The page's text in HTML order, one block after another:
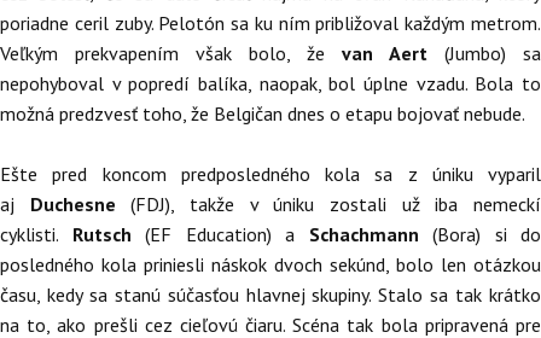
poriadne ceril zuby. Pelotón sa ku ním približoval každým metrom.
Veľkým prekvapením však bolo, že van Aert (Jumbo) sa
nepohyboval v popredí balíka, naopak, bol úplne vzadu. Bola to
možná predzvesť toho, že Belgičan dnes o etapu bojovať nebude.
Ešte pred koncom predposledného kola sa z úniku vyparil
aj Duchesne (FDJ), takže v úniku zostali už iba nemeckí
cyklisti. Rutsch (EF Education) a Schachmann (Bora) si do
posledného kola priniesli náskok dvoch sekúnd, bolo len otázkou
času, kedy sa stanú súčasťou hlavnej skupiny. Stalo sa tak krátko
na to, ako prešli cez cieľovú čiaru. Scéna tak bola pripravená pre